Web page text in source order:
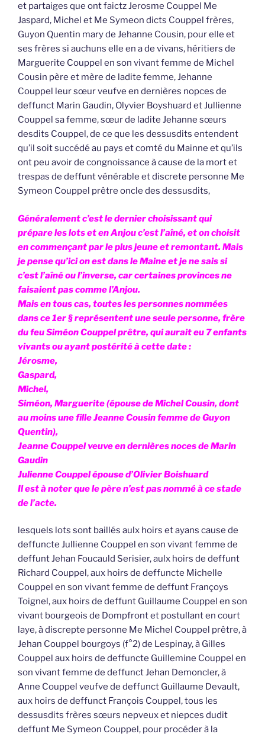
et partaiges que ont faictz Jerosme Couppel Me
Jaspard, Michel et Me Symeon dicts Couppel frères,
Guyon Quentin mary de Jehanne Cousin, pour elle et
ses frères si auchuns elle en a de vivans, héritiers de
Marguerite Couppel en son vivant femme de Michel
Cousin père et mère de ladite femme, Jehanne
Couppel leur sœur veufve en dernières nopces de
deffunct Marin Gaudin, Olyvier Boyshuard et Jullienne
Couppel sa femme, sœur de ladite Jehanne sœurs
desdits Couppel, de ce que les dessusdits entendent
qu’il soit succédé au pays et comté du Mainne et qu’ils
ont peu avoir de congnoissance à cause de la mort et
trespas de deffunt vénérable et discrete personne Me
Symeon Couppel prêtre oncle des dessusdits,
Généralement c’est le dernier choisissant qui
prépare les lots et en Anjou c’est l’aîné, et on choisit
en commençant par le plus jeune et remontant. Mais
je pense qu’ici on est dans le Maine et je ne sais si
c’est l’aîné ou l’inverse, car certaines provinces ne
faisaient pas comme l’Anjou.
Mais en tous cas, toutes les personnes nommées
dans ce 1er § représentent une seule personne, frère
du feu Siméon Couppel prêtre, qui aurait eu 7 enfants
vivants ou ayant postérité à cette date :
Jérosme,
Gaspard,
Michel,
Siméon, Marguerite (épouse de Michel Cousin, dont
au moins une fille Jeanne Cousin femme de Guyon
Quentin),
Jeanne Couppel veuve en dernières noces de Marin
Gaudin
Julienne Couppel épouse d’Olivier Boishuard
Il est à noter que le père n’est pas nommé à ce stade
de l’acte.
lesquels lots sont baillés aulx hoirs et ayans cause de
deffuncte Jullienne Couppel en son vivant femme de
deffunt Jehan Foucauld Serisier, aulx hoirs de deffunt
Richard Couppel, aux hoirs de deffuncte Michelle
Couppel en son vivant femme de deffunt Françoys
Toignel, aux hoirs de deffunt Guillaume Couppel en son
vivant bourgeois de Dompfront et postullant en court
laye, à discrepte personne Me Michel Couppel prêtre, à
Jehan Couppel bourgoys (f°2) de Lespinay, à Gilles
Couppel aux hoirs de deffuncte Guillemine Couppel en
son vivant femme de deffunct Jehan Demoncler, à
Anne Couppel veufve de deffunct Guillaume Devault,
aux hoirs de deffunct François Couppel, tous les
dessusdits frères sœurs nepveux et niepces dudit
deffunt Me Symeon Couppel, pour procéder à la